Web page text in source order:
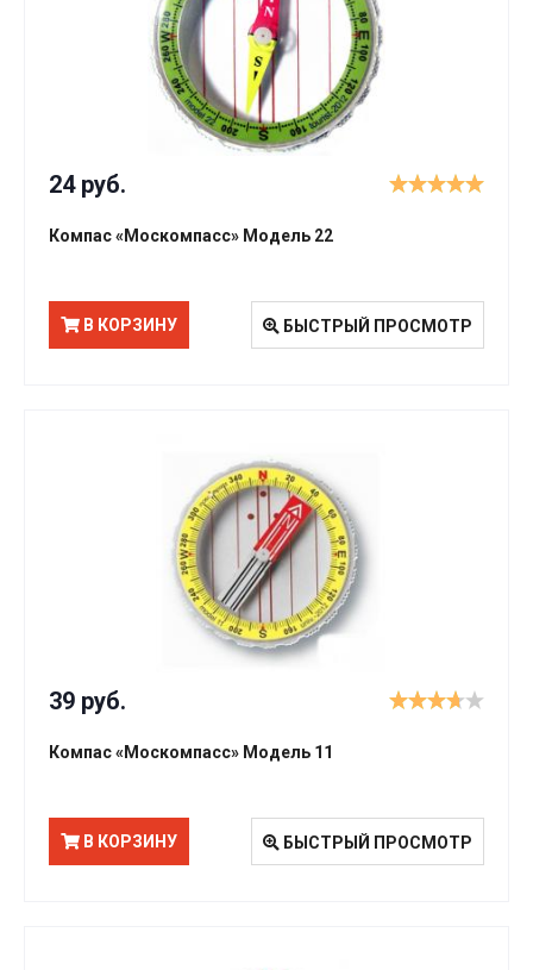
24 руб.
Компас «Москомпасс» Модель 22
В КОРЗИНУ БЫСТРЫЙ ПРОСМОТР
39 руб.
Компас «Москомпасс» Модель 11
В КОРЗИНУ БЫСТРЫЙ ПРОСМОТР